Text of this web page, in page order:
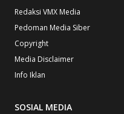
Redaksi VMX Media
Pedoman Media Siber
Copyright
Media Disclaimer
Info Iklan
SOSIAL MEDIA